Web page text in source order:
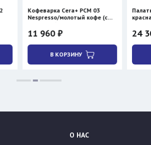
Cera+ PCM 03
молотый кофе (с
Палатка BTrace
красная
28 590 ₽
О НАС